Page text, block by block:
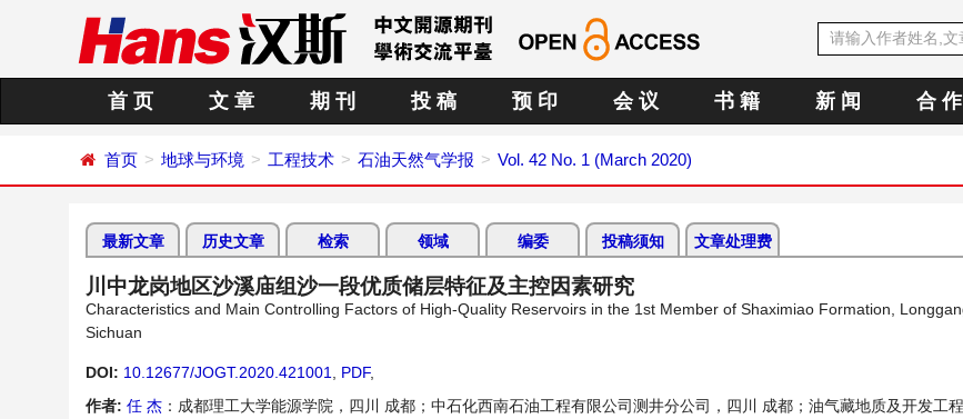
首 页 文 章 期 刊 投 稿 预 印 会 议 书 籍 新 闻 合 作
首页 地球与环境 工程技术 石油天然气学报 Vol. 42 No. 1 (March 2020)
最新文章 历史文章 检索 领域 编委 投稿须知 文章处理费
川中龙岗地区沙溪庙组沙一段优质储层特征及主控因素研究
Characteristics and Main Controlling Factors of High-Quality Reservoirs in the 1st Member of Shaximiao Formation,
Sichuan
DOI: 10.12677/JOGT.2020.421001 PDF,
作者: 任 杰 ：成都理工大学能源学院，四川 成都；中石化西南石油工程有限公司测井分公司，四川 成都；油气藏地质及开发工